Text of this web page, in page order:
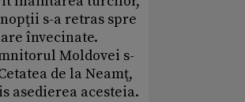
s-a retras spre
învecinate.
Moldovei s-
de la Neamţ,
asedierea acesteia.